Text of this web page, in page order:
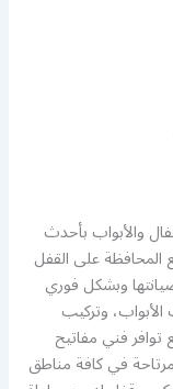
والأبواب بأحدث
المحافظة على القفل
وبشكل فوري
وتركيب
فني مفاتيح
في كافة مناطق